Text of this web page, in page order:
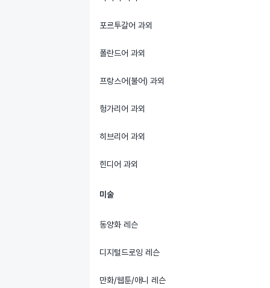
포르투갈어 과외
폴란드어 과외
프랑스어(불어) 과외
헝가리어 과외
히브리어 과외
힌디어 과외
미술
동양화 레슨
디지털드로잉 레슨
만화/웹툰/애니 레슨